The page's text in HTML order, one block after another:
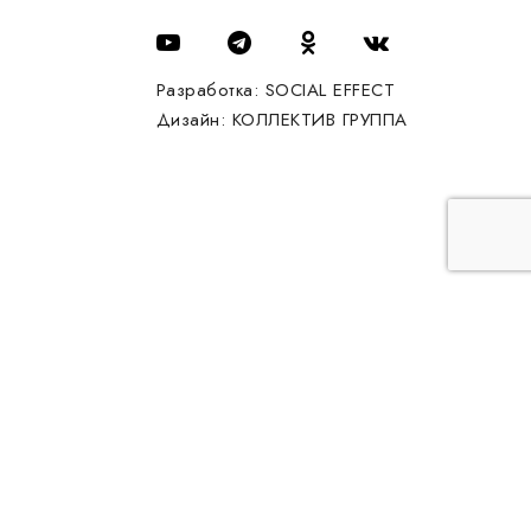
Разработка: SOCIAL EFFECT
Дизайн: КОЛЛЕКТИВ ГРУППА